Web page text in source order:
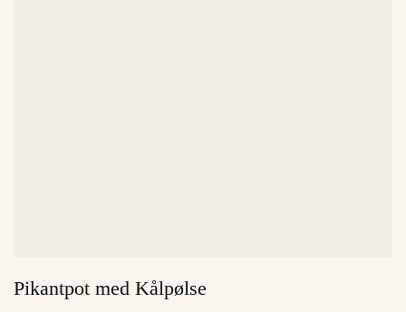
Pikantpot med Kålpølse